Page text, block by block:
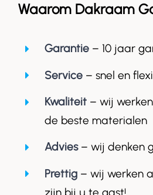
Waarom Dakraam
Garantie– 10 jaar
Service – snel en
Kwaliteit– wij
de beste materialen
Advies– wij denken
Prettig– wij werken
zijn bij u te gast!